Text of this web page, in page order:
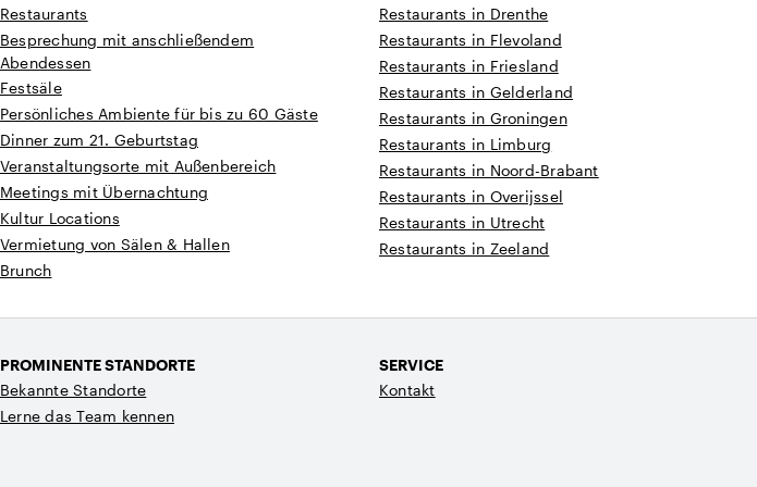
Restaurants
Besprechung mit anschließendem
Abendessen
Festsäle
Persönliches Ambiente für bis zu 60 Gäste
Dinner zum 21. Geburtstag
Veranstaltungsorte mit Außenbereich
Meetings mit Übernachtung
Kultur Locations
Vermietung von Sälen & Hallen
Brunch
Restaurants in Drenthe
Restaurants in Flevoland
Restaurants in Friesland
Restaurants in Gelderland
Restaurants in Groningen
Restaurants in Limburg
Restaurants in Noord-Brabant
Restaurants in Overijssel
Restaurants in Utrecht
Restaurants in Zeeland
PROMINENTE STANDORTE
Bekannte Standorte
Lerne das Team kennen
SERVICE
Kontakt